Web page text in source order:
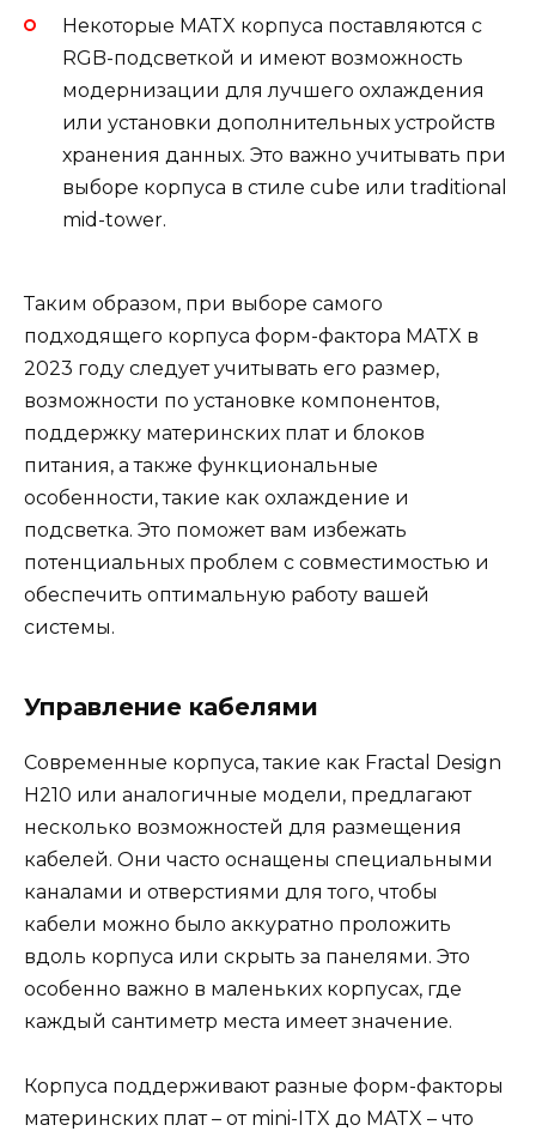
Некоторые MATX корпуса поставляются с
RGB-подсветкой и имеют возможность
модернизации для лучшего охлаждения
или установки дополнительных устройств
хранения данных. Это важно учитывать при
выборе корпуса в стиле cube или traditional
mid-tower.
Таким образом, при выборе самого
подходящего корпуса форм-фактора MATX в
2023 году следует учитывать его размер,
возможности по установке компонентов,
поддержку материнских плат и блоков
питания, а также функциональные
особенности, такие как охлаждение и
подсветка. Это поможет вам избежать
потенциальных проблем с совместимостью и
обеспечить оптимальную работу вашей
системы.
Управление кабелями
Современные корпуса, такие как Fractal Design
H210 или аналогичные модели, предлагают
несколько возможностей для размещения
кабелей. Они часто оснащены специальными
каналами и отверстиями для того, чтобы
кабели можно было аккуратно проложить
вдоль корпуса или скрыть за панелями. Это
особенно важно в маленьких корпусах, где
каждый сантиметр места имеет значение.
Корпуса поддерживают разные форм-факторы
материнских плат – от mini-ITX до MATX – что